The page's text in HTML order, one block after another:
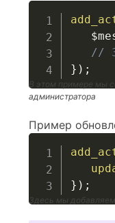
//
} ) ;
В этом примере мы
администратора
Пример
} ) ;
Здесь мы добавляем